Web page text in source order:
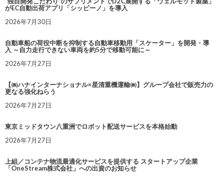
がEC自動出荷アプリ「シッピーノ」を導入
2026年7月30日
自動車船の荷役中断を抑制する自動車移動用「スケーター」を開発・導
入 ～自力走行できない車両を約5分で移動可能に～
2026年7月27日
【㈱ハナインターナショナル×星清重機運輸㈱】グループ会社で販売力の
更なる強化ねらう
2026年7月27日
東京ミッドタウン八重洲でロボット配送サービスを本格始動
2026年7月27日
上組／コンテナ物流最適化サービスを提供する スタートアップ企業
「OneStream株式会社」への出資のお知らせ